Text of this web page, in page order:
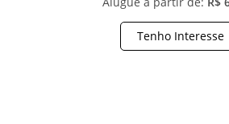
Tenho Interesse